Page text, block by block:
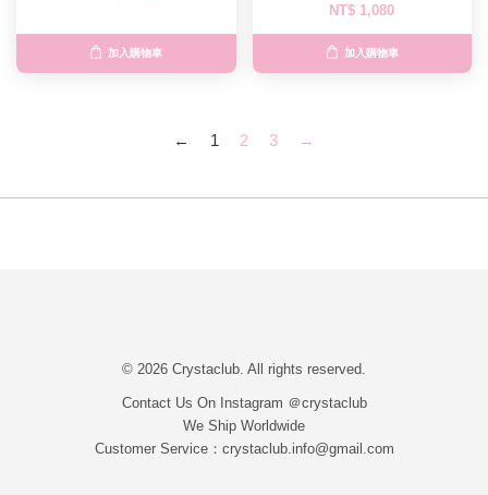
加入購物車
NT$ 1,080
加入購物車
← 1 2 3 →
© 2026 Crystaclub. All rights reserved.
Contact Us On Instagram ＠crystaclub
We Ship Worldwide
Customer Service：crystaclub.info@gmail.com